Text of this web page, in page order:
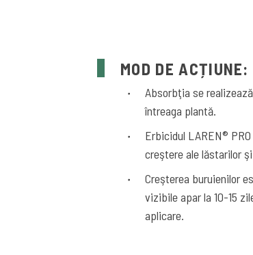
MOD DE ACȚIUNE:
Absorbţia se
întreaga plantă.
Erbicidul LAREN®
creştere ale lăstarilor
Creşterea buruienilor
vizibile apar la 10-15
aplicare.